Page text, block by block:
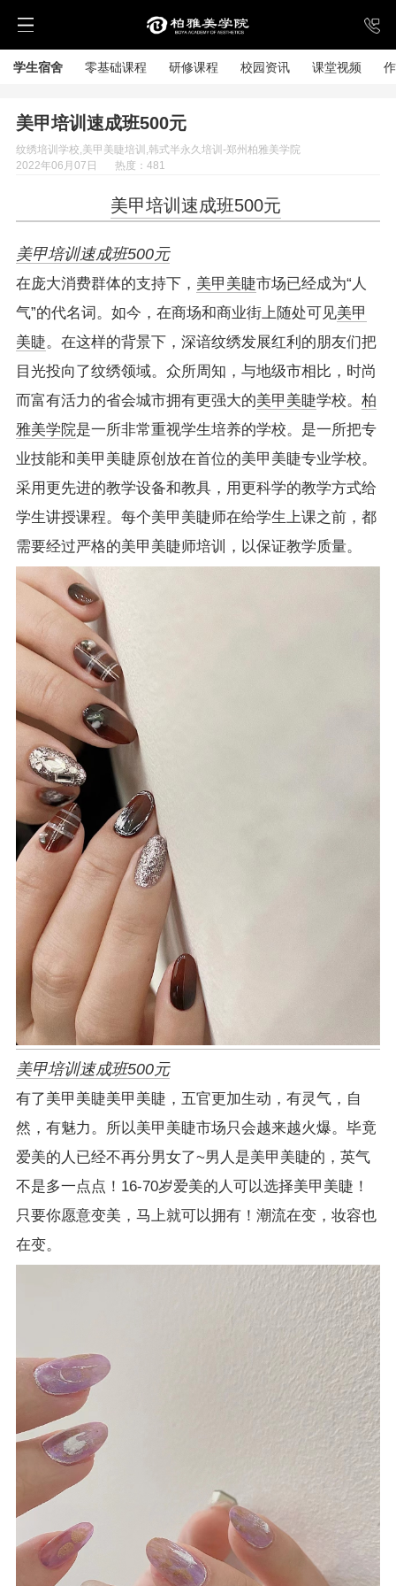
学生宿舍 零基础课程 研修课程 校园资讯 课堂视频
美甲培训速成班500元
纹绣培训学校,美甲美睫培训,韩式半永久培训-郑州柏雅美学院
2022年06月07日
热度：481
美甲培训速成班500元
美甲培训速成班500元
在庞大消费群体的支持下， 美甲美睫市场已经成为“人
气”的代名词。如今，在商场和商业街上随处可见美甲
美睫。在这样的背景下，深谙纹绣发展红利的朋友们把
目光投向了纹绣领域。众所周知，与地级市相比，时尚
而富有活力的省会城市拥有更强大的美甲美睫学校。 柏
雅美学院是一所非常重视学生培养的学校。是一所把专
业技能和美甲美睫原创放在首位的美甲美睫专业学校。
采用更先进的教学设备和教具，用更科学的教学方式给
学生讲授课程。每个美甲美睫师在给学生上课之前，都
需要经过严格的美甲美睫师培训，以保证教学质量。
美甲培训速成班500元
有了美甲美睫美甲美睫，五官更加生动，有灵气，自
然，有魅力。所以美甲美睫市场只会越来越火爆。毕竟
爱美的人已经不再分男女了~男人是美甲美睫的，英气
不是多一点点！16-70岁爱美的人可以选择美甲美睫！
只要你愿意变美，马上就可以拥有！潮流在变，妆容也
在变。